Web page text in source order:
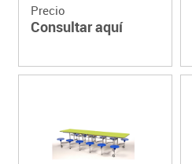
Precio
Consultar aquí